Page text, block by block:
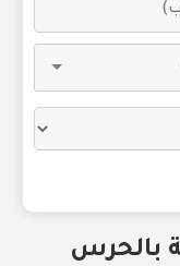
بالحرس